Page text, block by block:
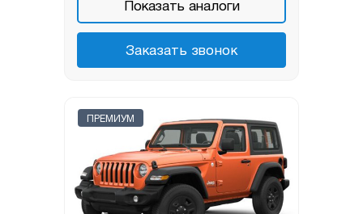
Показать аналоги
Заказать звонок
ПРЕМИУМ